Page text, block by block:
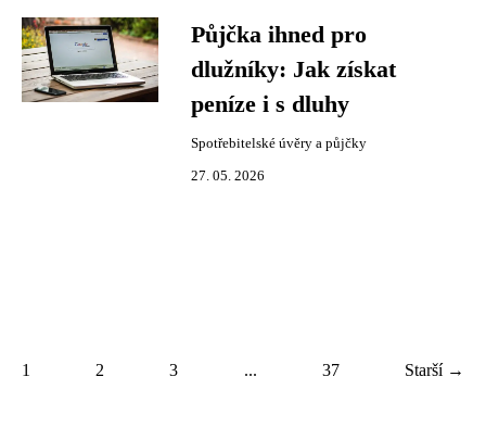
Půjčka ihned pro
dlužníky: Jak získat
peníze i s dluhy
Spotřebitelské úvěry a půjčky
27. 05. 2026
1 2 3 ... 37 Starší →